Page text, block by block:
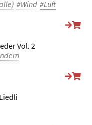
#Wind #Luft
Vol. 2